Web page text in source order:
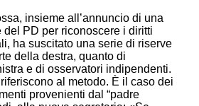
insieme all’annuncio di una
PD per riconoscere i diritti
ha suscitato una serie di riserve
della destra, quanto di
e di osservatori indipendenti.
al metodo. È il caso dei
provenienti dal “padre